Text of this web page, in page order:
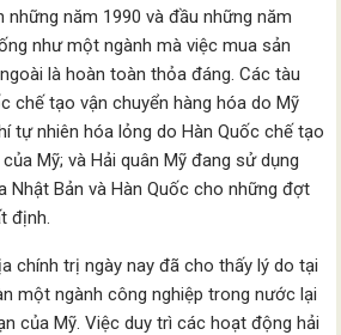
những năm 1990 và đầu những năm
như một ngành mà việc mua sản
là hoàn toàn thỏa đáng. Các tàu
chế tạo vận chuyển hàng hóa do Mỹ
tự nhiên hóa lỏng do Hàn Quốc chế tạo
Mỹ; và Hải quân Mỹ đang sử dụng
Nhật Bản và Hàn Quốc cho những đợt
định.
chính trị ngày nay đã cho thấy lý do tại
một ngành công nghiệp trong nước lại
của Mỹ. Việc duy trì các hoạt động hải